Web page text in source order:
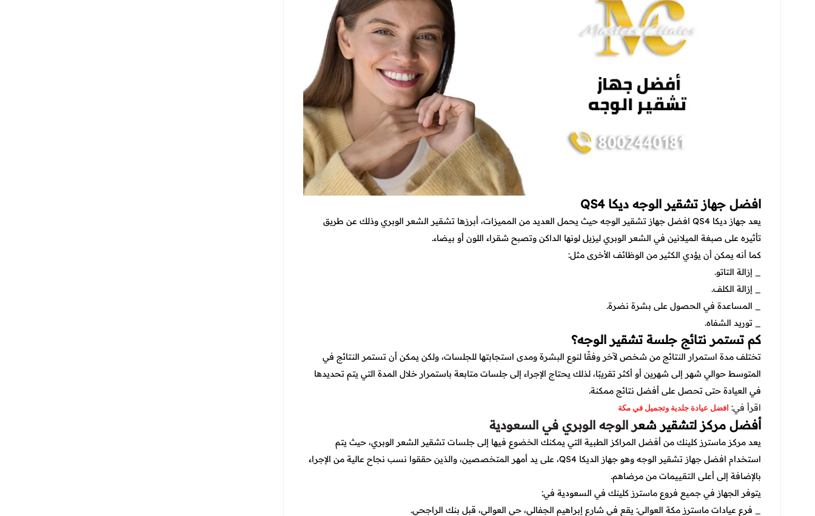
افضل جهاز تشقير الوجه ديكا QS4
يعد جهاز ديكا QS4 افضل جهاز تشقير الوجه حيث يحمل العديد من المميزات، أبرزها تشقير الشعر الوبري وذلك عن طريق
تأثيره على صبغة الميلانين في الشعر الوبري ليزيل لونها الداكن وتصبح شقراء اللون أو بيضاء.
كما أنه يمكن أن يؤدي الكثير من الوظائف الأخرى مثل:
_ إزالة التاتو.
_ إزالة الكلف.
_ المساعدة في الحصول على بشرة نضرة.
_ توريد الشفاه.
كم تستمر نتائج جلسة تشقير الوجه؟
تختلف مدة استمرار النتائج من شخص لآخر وفقًا لنوع البشرة ومدى استجابتها للجلسات، ولكن يمكن أن تستمر النتائج في
المتوسط حوالي شهر إلى شهرين أو أكثر تقريبًا، لذلك يحتاج الإجراء إلى جلسات متابعة باستمرار خلال المدة التي يتم تحديدها
في العيادة حتى تحصل على أفضل نتائج ممكنة.
اقرأ في: افضل عيادة جلدية وتجميل في مكة
أفضل مركز لتشقير شعر الوجه الوبري في السعودية
يعد مركز ماسترز كلينك من أفضل المراكز الطبية التي يمكنك الخضوع فيها إلى جلسات تشقير الشعر الوبري، حيث يتم
استخدام افضل جهاز تشقير الوجه وهو جهاز الديكا QS4، على يد أمهر المتخصصين، والذين حققوا نسب نجاح عالية من الإجراء
بالإضافة إلى أعلى التقييمات من مرضاهم.
يتوفر الجهاز في جميع فروع ماسترز كلينك في السعودية في:
_ فرع عيادات ماسترز مكة العوالي: يقع في شارع إبراهيم الجفالي، حي العوالي، قبل بنك الراجحي.